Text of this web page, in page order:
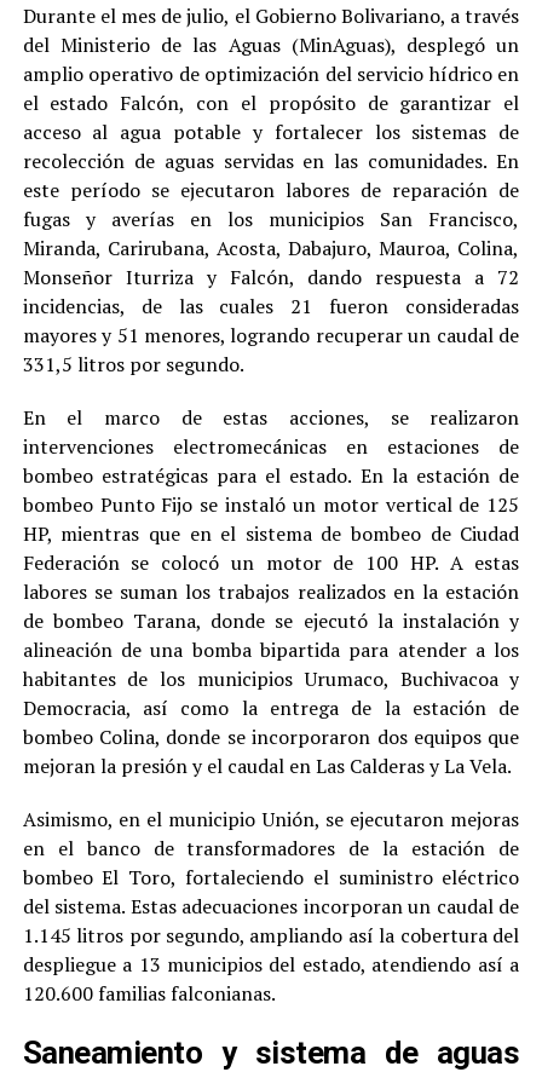
Durante el mes de julio, el Gobierno Bolivariano, a través
del Ministerio de las Aguas (MinAguas), desplegó un
amplio operativo de optimización del servicio hídrico en
el estado Falcón, con el propósito de garantizar el
acceso al agua potable y fortalecer los sistemas de
recolección de aguas servidas en las comunidades. En
este período se ejecutaron labores de reparación de
fugas y averías en los municipios San Francisco,
Miranda, Carirubana, Acosta, Dabajuro, Mauroa, Colina,
Monseñor Iturriza y Falcón, dando respuesta a 72
incidencias, de las cuales 21 fueron consideradas
mayores y 51 menores, logrando recuperar un caudal de
331,5 litros por segundo.
En el marco de estas acciones, se realizaron
intervenciones electromecánicas en estaciones de
bombeo estratégicas para el estado. En la estación de
bombeo Punto Fijo se instaló un motor vertical de 125
HP, mientras que en el sistema de bombeo de Ciudad
Federación se colocó un motor de 100 HP. A estas
labores se suman los trabajos realizados en la estación
de bombeo Tarana, donde se ejecutó la instalación y
alineación de una bomba bipartida para atender a los
habitantes de los municipios Urumaco, Buchivacoa y
Democracia, así como la entrega de la estación de
bombeo Colina, donde se incorporaron dos equipos que
mejoran la presión y el caudal en Las Calderas y La Vela.
Asimismo, en el municipio Unión, se ejecutaron mejoras
en el banco de transformadores de la estación de
bombeo El Toro, fortaleciendo el suministro eléctrico
del sistema. Estas adecuaciones incorporan un caudal de
1.145 litros por segundo, ampliando así la cobertura del
despliegue a 13 municipios del estado, atendiendo así a
120.600 familias falconianas.
Saneamiento y sistema de aguas